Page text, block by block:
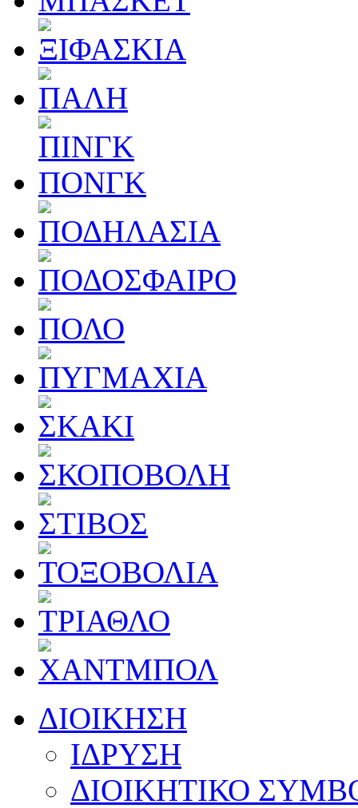
ΔΙΟΙΚΗΣΗ
ΙΔΡΥΣΗ
ΔΙΟΙΚΗΤΙΚΟ